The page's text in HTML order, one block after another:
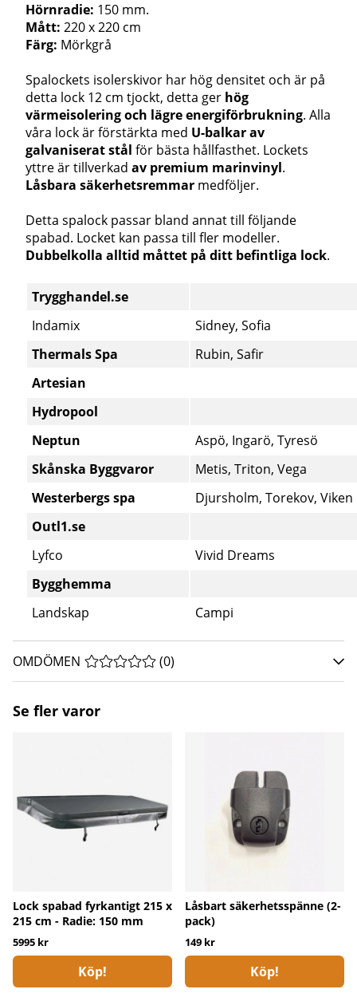
Hörnradie: 150 mm.
Mått: 220 x 220 cm
Färg: Mörkgrå
Spalockets isolerskivor har hög densitet och är på
detta lock 12 cm tjockt, detta ger hög
värmeisolering och lägre energiförbrukning. Alla
våra lock är förstärkta med U-balkar av
galvaniserat stål för bästa hållfasthet. Lockets
yttre är tillverkad av premium marinvinyl.
Låsbara säkerhetsremmar medföljer.
Detta spalock passar bland annat till följande
spabad. Locket kan passa till fler modeller.
Dubbelkolla alltid måttet på ditt befintliga lock.
Trygghandel.se
Indamix
Sidney, Sofia
Thermals Spa
Rubin, Safir
Artesian
Hydropool
Neptun
Aspö, Ingarö, Tyresö
Skånska Byggvaror
Metis, Triton, Vega
Westerbergs spa
Djursholm, Torekov, Viken
Outl1.se
Lyfco
Vivid Dreams
Bygghemma
Landskap
Campi
OMDÖMEN MEDELBETYG 0 AV 5 ANTAL BETYG 0
(0)
Se fler varor
Lock spabad fyrkantigt 215 x
215 cm - Radie: 150 mm
5995 kr
Köp!
Låsbart säkerhetsspänne (2-
pack)
149 kr
Köp!